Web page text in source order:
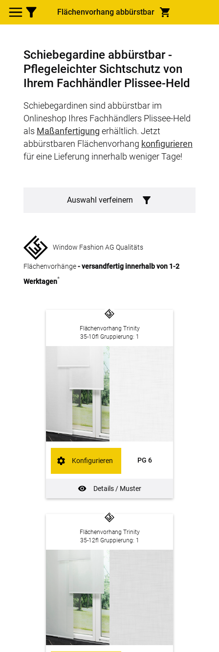
Flächenvorhang abbürstbar
Schiebegardine abbürstbar -
Pflegeleichter Sichtschutz von
Ihrem Fachhändler Plissee-Held
Schiebegardinen sind abbürstbar im
Onlineshop Ihres Fachhändlers Plissee-Held
als Maßanfertigung erhältlich. Jetzt
abbürstbaren Flächenvorhang konfigurieren
für eine Lieferung innerhalb weniger Tage!
Auswahl verfeinern
Window Fashion AG Qualitäts
Flächenvorhänge- versandfertig innerhalb von 1-2
Werktagen*
Flächenvorhang Trinity
35-10fl Gruppierung: 1
PG 6
Details / Muster
Konfigurieren
Flächenvorhang Trinity
35-12fl Gruppierung: 1